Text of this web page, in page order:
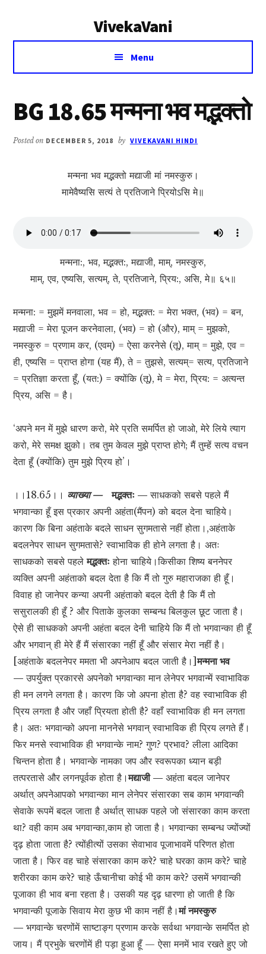
VivekaVani
Voice
Vivekananda
Menu
BG 18.65 मन्मना भव मद्भक्तो
Posted on DECEMBER 5, 2018 by VIVEKAVANI HINDI
मन्मना भव मद्भक्तो मद्याजी मां नमस्कुरु।
मामेवैष्यसि सत्यं ते प्रतिजाने प्रियोऽसि मे॥
मन्मना:, भव, मद्भक्त:, मद्याजी, माम्, नमस्कुरु,
माम्, एव, एष्यसि, सत्यम्, ते, प्रतिजाने, प्रिय:, असि, मे॥ ६५॥
मन्मना: = मुझमें मनवाला, भव = हो, मद्भक्त: = मेरा भक्त, (भव) = बन,
मद्याजी = मेरा पूजन करनेवाला, (भव) = हो (और), माम् = मुझको,
नमस्कुरु = प्रणाम कर, (एवम्) = ऐसा करनेसे (तू), माम् = मुझे, एव =
ही, एष्यसि = प्राप्त होगा (यह मैं), ते = तुझसे, सत्यम्= सत्य, प्रतिजाने
= प्रतिज्ञा करता हूँ, (यत:) = क्योंकि (तू), मे = मेरा, प्रिय: = अत्यन्त
प्रिय, असि = है।
‘अपने मन में मुझे धारण करो, मेरे प्रति समर्पित हो जाओ, मेरे लिये त्याग
करो, मेरे समक्ष झुको। तब तुम केवल मुझे प्राप्त होगे; मैं तुम्हें सत्य वचन
देता हूँ (क्योंकि) तुम मुझे प्रिय हो’।
।।18.65।। व्याख्या — मद्भक्तः —साधकको सबसे पहले मैं
भगवान्का हूँ इस प्रकार अपनी अहंता(मैंपन) को बदल देना चाहिये।
कारण कि बिना अहंताके बदले साधन सुगमतासे नहीं होता।,अहंताके
बदलनेपर साधन सुगमतासे? स्वाभाविक ही होने लगता है। अतः
साधकको सबसे पहलेमद्भक्तः होना चाहिये।किसीका शिष्य बननेपर
व्यक्ति अपनी अहंताको बदल देता है कि मैं तो गुरु महाराजका ही हूँ।
विवाह हो जानेपर कन्या अपनी अहंताको बदल देती है कि मैं तो
ससुरालकी ही हूँ ? और पिताके कुलका सम्बन्ध बिलकुल छूट जाता है।
ऐसे ही साधकको अपनी अहंता बदल देनी चाहिये कि मैं तो भगवान्का ही हूँ
और भगवान् ही मेरे हैं मैं संसारका नहीं हूँ और संसार मेरा नहीं है।
[अहंताके बदलनेपर ममता भी अपनेआप बदल जाती है।]मन्मना भव
—उपर्युक्त प्रकारसे अपनेको भगवान्का मान लेनेपर भगवान्में स्वाभाविक
ही मन लगने लगता है। कारण कि जो अपना होता है? वह स्वाभाविक ही
प्रिय लगता है और जहाँ प्रियता होती है? वहाँ स्वाभाविक ही मन लगता
है। अतः भगवान्को अपना माननेसे भगवान् स्वाभाविक ही प्रिय लगते हैं।
फिर मनसे स्वाभाविक ही भगवान्के नाम? गुण? प्रभाव? लीला आदिका
चिन्तन होता है। भगवान्के नामका जप और स्वरूपका ध्यान बड़ी
तत्परतासे और लगनपूर्वक होता है।मद्याजी —अहंता बदल जानेपर
अर्थात् अपनेआपको भगवान्का मान लेनेपर संसारका सब काम भगवान्की
सेवाके रूपमें बदल जाता है अर्थात् साधक पहले जो संसारका काम करता
था? वही काम अब भगवान्का,काम हो जाता है। भगवान्का सम्बन्ध ज्योंज्यों
दृढ़ होता जाता है? त्योंहीत्यों उसका सेवाभाव पूजाभावमें परिणत होता
जाता है। फिर वह चाहे संसारका काम करे? चाहे घरका काम करे? चाहे
शरीरका काम करे? चाहे ऊँचानीचा कोई भी काम करे? उसमें भगवान्की
पूजाका ही भाव बना रहता है। उसकी यह दृढ़ धारणा हो जाती है कि
भगवान्की पूजाके सिवाय मेरा कुछ भी काम नहीं है।मां नमस्कुरु
—भगवान्के चरणोंमें साष्टाङ्ग प्रणाम करके सर्वथा भगवान्के समर्पित हो
जाय। मैं प्रभुके चरणोंमें ही पड़ा हुआ हूँ — ऐसा मनमें भाव रखते हुए जो